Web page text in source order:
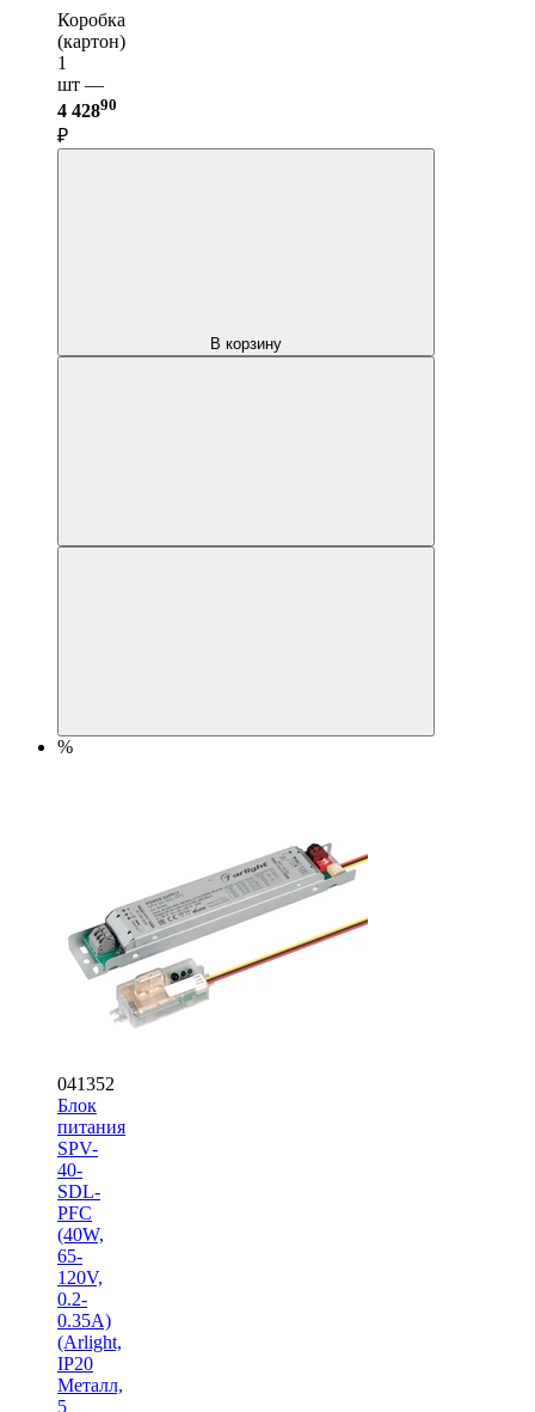
Коробка
(картон)
1
шт —
4 42890
₽
В корзину
%
041352
Блок
питания
SPV-
40-
SDL-
PFC
(40W,
65-
120V,
0.2-
0.35A)
(Arlight,
IP20
Металл,
5